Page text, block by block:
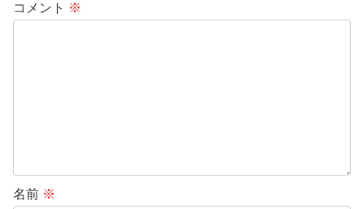
コメント ※
名前 ※